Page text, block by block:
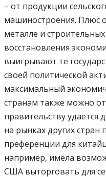
– от продукции
машиностроения. Плюс
металле и
восстановления
выигрывают те
своей политической
максимальный
странам также можно
правительству удается
на рынках других
преференции для
например, имела
США выторговать для